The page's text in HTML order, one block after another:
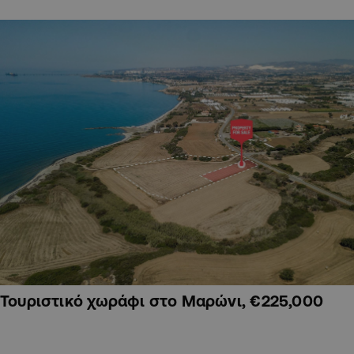
Τουριστικό χωράφι στο Μαρώνι, €225,000